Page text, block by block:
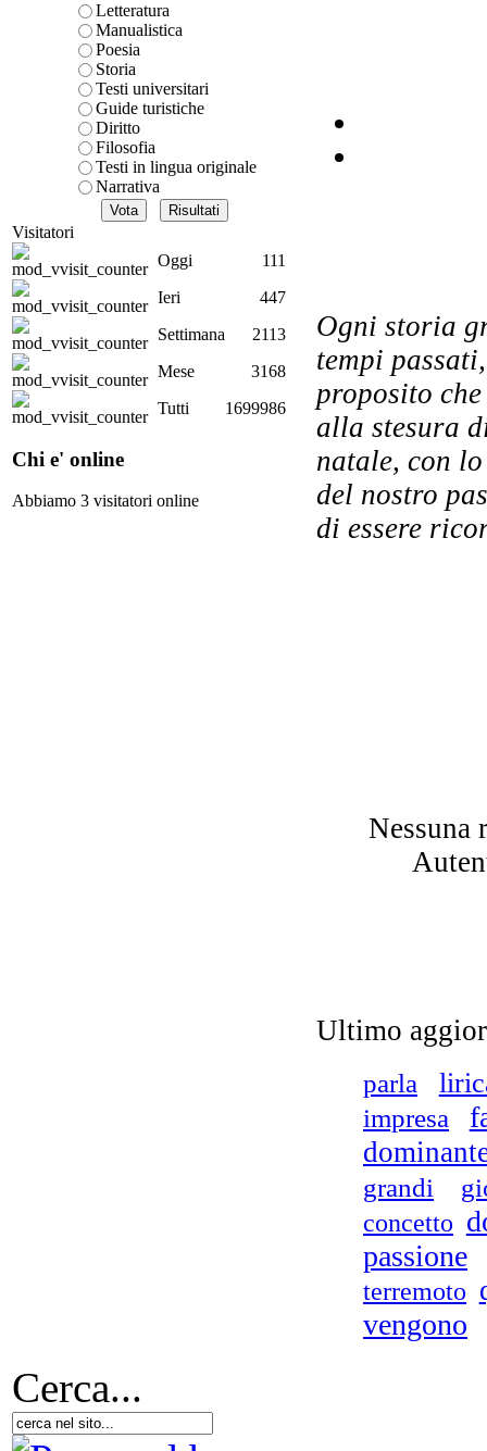
Le
Letteratura
Manualistica
Poesia
Storia
Testi universitari
Guide turistiche
Diritto
Filosofia
Testi in lingua originale
Narrativa
Visitatori
Oggi
111
Ieri
447
Settimana
2113
Mese
3168
Tutti
1699986
Chi e' online
Abbiamo 3 visitatori online
Ogni storia
tempi
proposito
alla stesura
natale, con
del nostro
di essere
Nessuna
Ultimo
parla
impresa
grandi
concetto
passione
terremoto
vengono
Cerca...